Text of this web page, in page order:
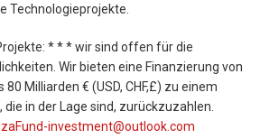
Technologieprojekte.
* * * wir sind offen für die
Wir bieten eine Finanzierung von
80 Milliarden € (USD, CHF,£) zu einem
in der Lage sind, zurückzuzahlen.
investment@outlook.com